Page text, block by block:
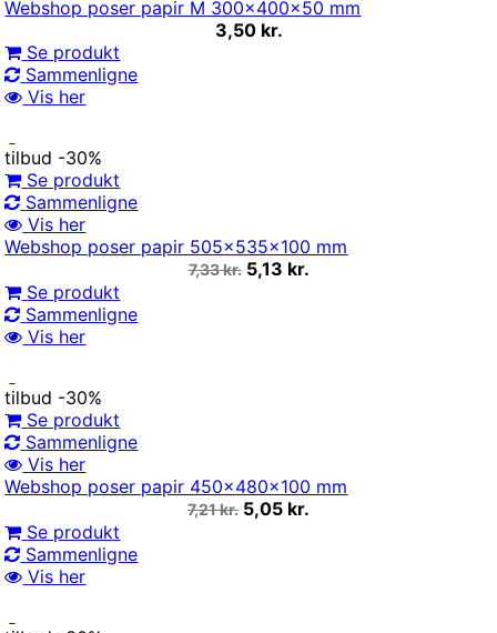
Webshop poser papir M 300x400x50 mm
3,50 kr.
Se produkt
Sammenligne
Vis her
tilbud -30%
Se produkt
Sammenligne
Vis her
Webshop poser papir 505x535x100 mm
7,33 kr. 5,13 kr.
Se produkt
Sammenligne
Vis her
tilbud -30%
Se produkt
Sammenligne
Vis her
Webshop poser papir 450x480x100 mm
7,21 kr. 5,05 kr.
Se produkt
Sammenligne
Vis her